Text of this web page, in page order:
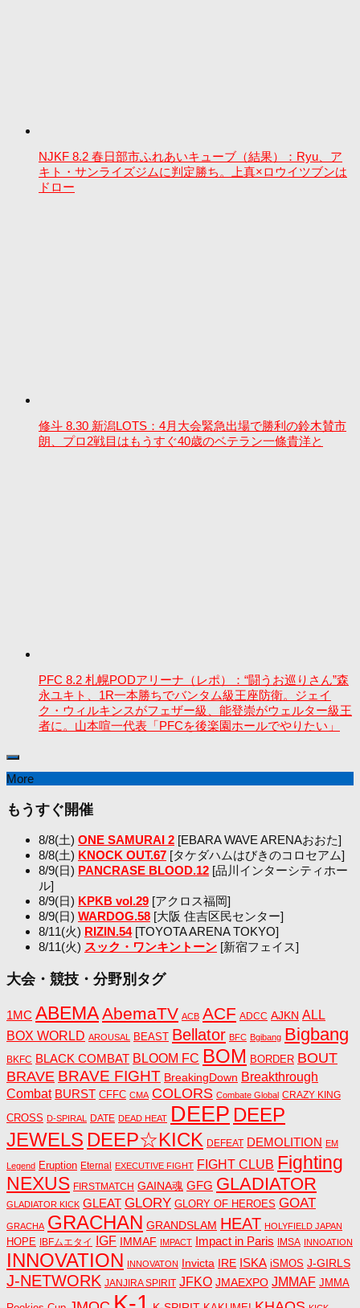
NJKF 8.2 春日部市ふれあいキューブ（結果）：Ryu、ア
キト・サンライズジムに判定勝ち。上真×ロウイツブンは
ドロー
修斗 8.30 新潟LOTS：4月大会緊急出場で勝利の鈴木賛市
朗、プロ2戦目はもうすぐ40歳のベテラン一條貴洋と
PFC 8.2 札幌PODアリーナ（レポ）：“闘うお巡りさん”森
永ユキト、1R一本勝ちでバンタム級王座防衛。ジェイ
ク・ウィルキンスがフェザー級、能登崇がウェルター級王
者に。山本喧一代表「PFCを後楽園ホールでやりたい」
More
もうすぐ開催
8/8(土) ONE SAMURAI 2 [EBARA WAVE ARENAおおた]
8/8(土) KNOCK OUT.67 [タケダハムはびきのコロセアム]
8/9(日) PANCRASE BLOOD.12 [品川インターシティホー
ル]
8/9(日) KPKB vol.29 [アクロス福岡]
8/9(日) WARDOG.58 [大阪 住吉区民センター]
8/11(火) RIZIN.54[TOYOTA ARENA TOKYO]
8/11(火) スック・ワンキントーン [新宿フェイス]
大会・競技・分野別タグ
1MC ABEMAAbemaTV ACB ACF ADCC AJKN ALL
BOX WORLD AROUSAL BEAST Bellator BFC Bgibang Bigbang
BKFC BLACK COMBAT BLOOM FC BOM BORDER BOUT
BRAVE BRAVE FIGHT BreakingDown Breakthrough
Combat BURST CFFC CMA COLORS Combate Global CRAZY KING
CROSS D-SPIRAL DATE DEAD HEAT DEEP DEEP
JEWELS DEEP☆KICK DEFEAT DEMOLITION EM
Legend Eruption Eternal EXECUTIVE FIGHT FIGHT CLUB Fighting
NEXUS FIRSTMATCH GAINA魂 GFG GLADIATOR
GLADIATOR KICK GLEAT GLORY GLORY OF HEROES GOAT
GRACHA GRACHAN GRANDSLAM HEAT HOLYFIELD JAPAN
HOPE IBFムエタイ IGF IMMAF IMPACT Impact in Paris IMSA INNOATION
INNOVATION INNOVATON Invicta IRE ISKA iSMOS J-GIRLS
J-NETWORK JANJIRA SPIRIT JFKO JMAEXPO JMMAF JMMA